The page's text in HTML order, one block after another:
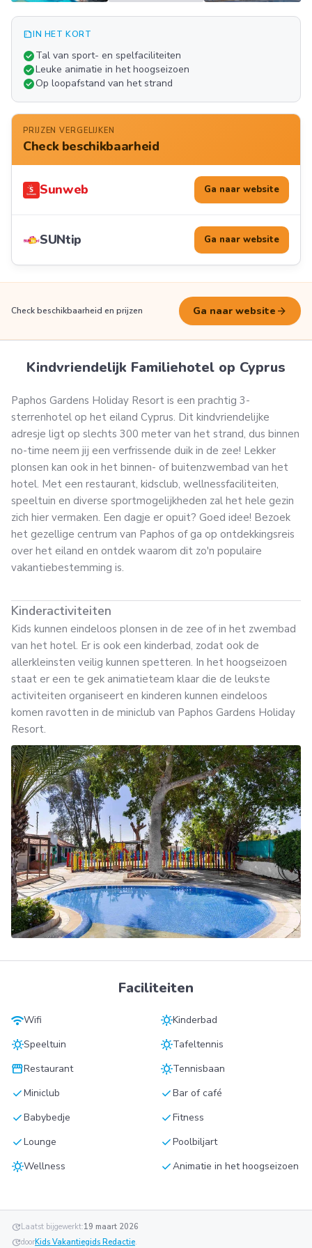
summarizeIN HET KORT
check_circleTal van sport- en spelfaciliteiten
check_circleLeuke animatie in het hoogseizoen
check_circleOp loopafstand van het strand
PRIJZEN VERGELIJKEN
Check beschikbaarheid
Sunweb Ga naar website
SUNtip Ga naar website
Check beschikbaarheid en prijzen Ga naar website arrow_forward
Kindvriendelijk Familiehotel op Cyprus
Paphos Gardens Holiday Resort is een prachtig 3-
sterrenhotel op het eiland Cyprus. Dit kindvriendelijke
adresje ligt op slechts 300 meter van het strand, dus binnen
no-time neem jij een verfrissende duik in de zee! Lekker
plonsen kan ook in het binnen- of buitenzwembad van het
hotel. Met een restaurant, kidsclub, wellnessfaciliteiten,
speeltuin en diverse sportmogelijkheden zal het hele gezin
zich hier vermaken. Een dagje er opuit? Goed idee! Bezoek
het gezellige centrum van Paphos of ga op ontdekkingsreis
over het eiland en ontdek waarom dit zo'n populaire
vakantiebestemming is.
Kinderactiviteiten
Kids kunnen eindeloos plonsen in de zee of in het zwembad
van het hotel. Er is ook een kinderbad, zodat ook de
allerkleinsten veilig kunnen spetteren. In het hoogseizoen
staat er een te gek animatieteam klaar die de leukste
activiteiten organiseert en kinderen kunnen eindeloos
komen ravotten in de miniclub van Paphos Gardens Holiday
Resort.
Faciliteiten
wifiWifi sunnyKinderbad
sunnySpeeltuin sunnyTafeltennis
storefrontRestaurant sunnyTennisbaan
checkMiniclub checkBar of café
checkBabybedje checkFitness
checkLounge checkPoolbiljart
sunnyWellness checkAnimatie in het hoogseizoen
updateLaatst bijgewerkt:19 maart 2026
updatedoorKids Vakantiegids Redactie.